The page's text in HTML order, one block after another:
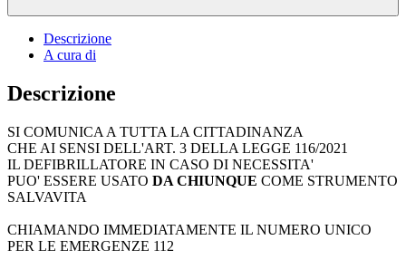
Descrizione
A cura di
Descrizione
SI COMUNICA A TUTTA LA CITTADINANZA
CHE AI SENSI DELL'ART. 3 DELLA LEGGE 116/2021
IL DEFIBRILLATORE IN CASO DI NECESSITA'
PUO' ESSERE USATO DA CHIUNQUE COME STRUMENTO
SALVAVITA
CHIAMANDO IMMEDIATAMENTE IL NUMERO UNICO
PER LE EMERGENZE 112